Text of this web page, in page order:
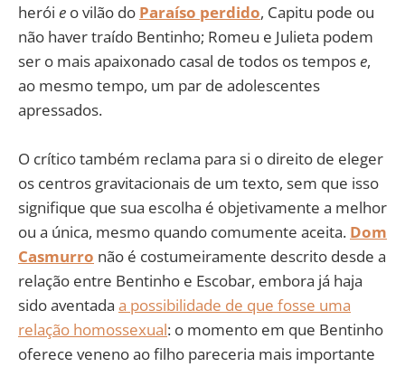
herói e o vilão do Paraíso perdido, Capitu pode ou
não haver traído Bentinho; Romeu e Julieta podem
ser o mais apaixonado casal de todos os tempose,
ao mesmo tempo, um par de adolescentes
apressados.
O crítico também reclama para si o direito de eleger
os centros gravitacionais de um texto, sem que isso
signifique que sua escolha é objetivamente a melhor
ou a única, mesmo quando comumente aceita. Dom
Casmurro não é costumeiramente descrito desde a
relação entre Bentinho e Escobar, embora já haja
sido aventada a possibilidade de que fosse uma
relação homossexual: o momento em que Bentinho
oferece veneno ao filho pareceria mais importante